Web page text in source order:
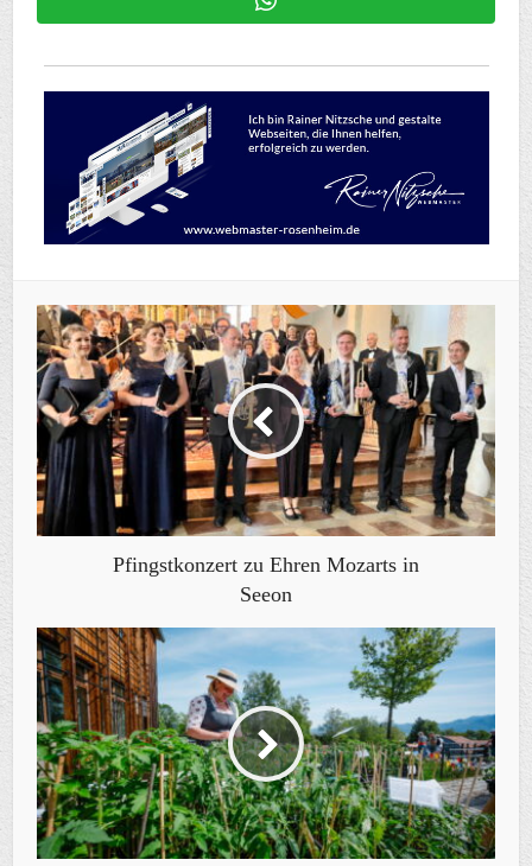
Pfingstkonzert zu Ehren Mozarts in
Seeon